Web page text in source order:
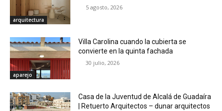
arquitectura
5 agosto, 2026
aparejo
Villa Carolina cuando la cubierta se
convierte en la quinta fachada
30 julio, 2026
Casa de la Juventud de Alcalá de Guadaíra
| Retuerto Arquitectos – dunar arquitectos